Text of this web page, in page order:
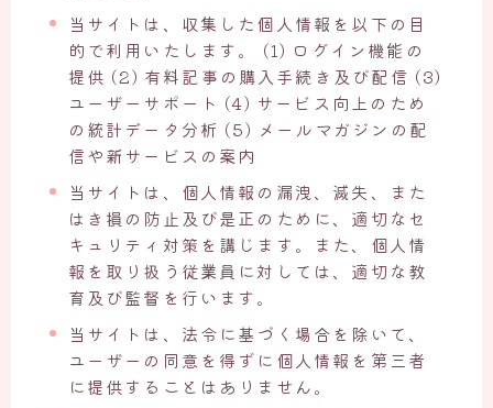
当サイトは、収集した個人情報を以下の目
的で利用いたします。 (1) ログイン機能の
提供 (2) 有料記事の購入手続き及び配信 (3)
ユーザーサポート (4) サービス向上のため
の統計データ分析 (5) メールマガジンの配
信や新サービスの案内
当サイトは、個人情報の漏洩、滅失、また
はき損の防止及び是正のために、適切なセ
キュリティ対策を講じます。また、個人情
報を取り扱う従業員に対しては、適切な教
育及び監督を行います。
当サイトは、法令に基づく場合を除いて、
ユーザーの同意を得ずに個人情報を第三者
に提供することはありません。